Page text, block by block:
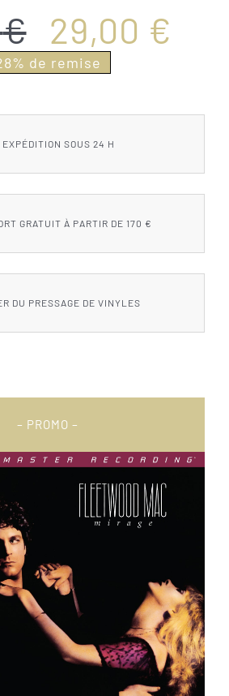
€
€.
29,00 €
de remise
EXPÉDITION SOUS 24 H
GRATUIT À PARTIR DE 170 €
DU PRESSAGE DE VINYLES
– PROMO –